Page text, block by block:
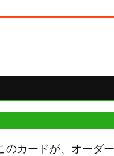
のカードが、オーダ